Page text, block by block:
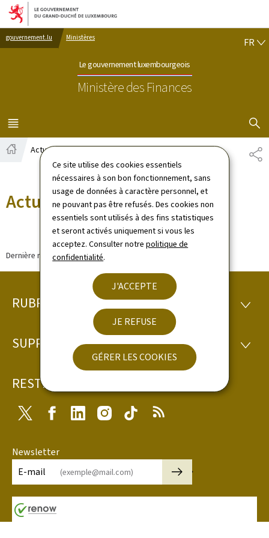
Ce site utilise des cookies essentiels
nécessaires à son bon fonctionnement, sans
usage de données à caractère personnel, et
ne pouvant pas être refusés. Des cookies non
essentiels sont utilisés à des fins statistiques
et seront activés uniquement si vous les
acceptez. Consulter notrepolitique de
confidentialité.
J'ACCEPTE
JE REFUSE
GÉRER LES COOKIES
Aller au menu principal
Aller au contenu
gouvernement.lu Ministères
Le gouvernement luxembourgeois
Ministère des Finances
FR
MENU
PRINCIPAL
Actualités
Actualités
Dernière modification le30.03.2026
Pied
page
RUBRIQUES
SUPPORT
RESTEZ CONNECTÉ
Twitter FacebookLinkedIn InstagramTiktok
Newsletter
E-mail
🡒